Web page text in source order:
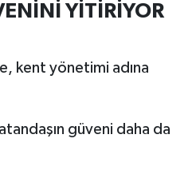
YİTİRİYOR
kent yönetimi adına
güveni daha da